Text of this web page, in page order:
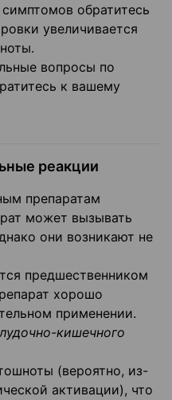
обратитесь
увеличивается
вопросы по
к вашему
реакции
препаратам
может вызывать
они возникают не
предшественником
хорошо
применении.
кишечного
(вероятно, из-
активации), что